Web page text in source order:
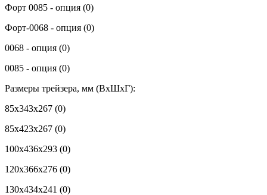
Форт 0085 - опция (0)
Форт-0068 - опция (0)
0068 - опция (0)
0085 - опция (0)
Размеры трейзера, мм (ВхШхГ):
85x343x267 (0)
85x423x267 (0)
100x436x293 (0)
120x366x276 (0)
130x434x241 (0)